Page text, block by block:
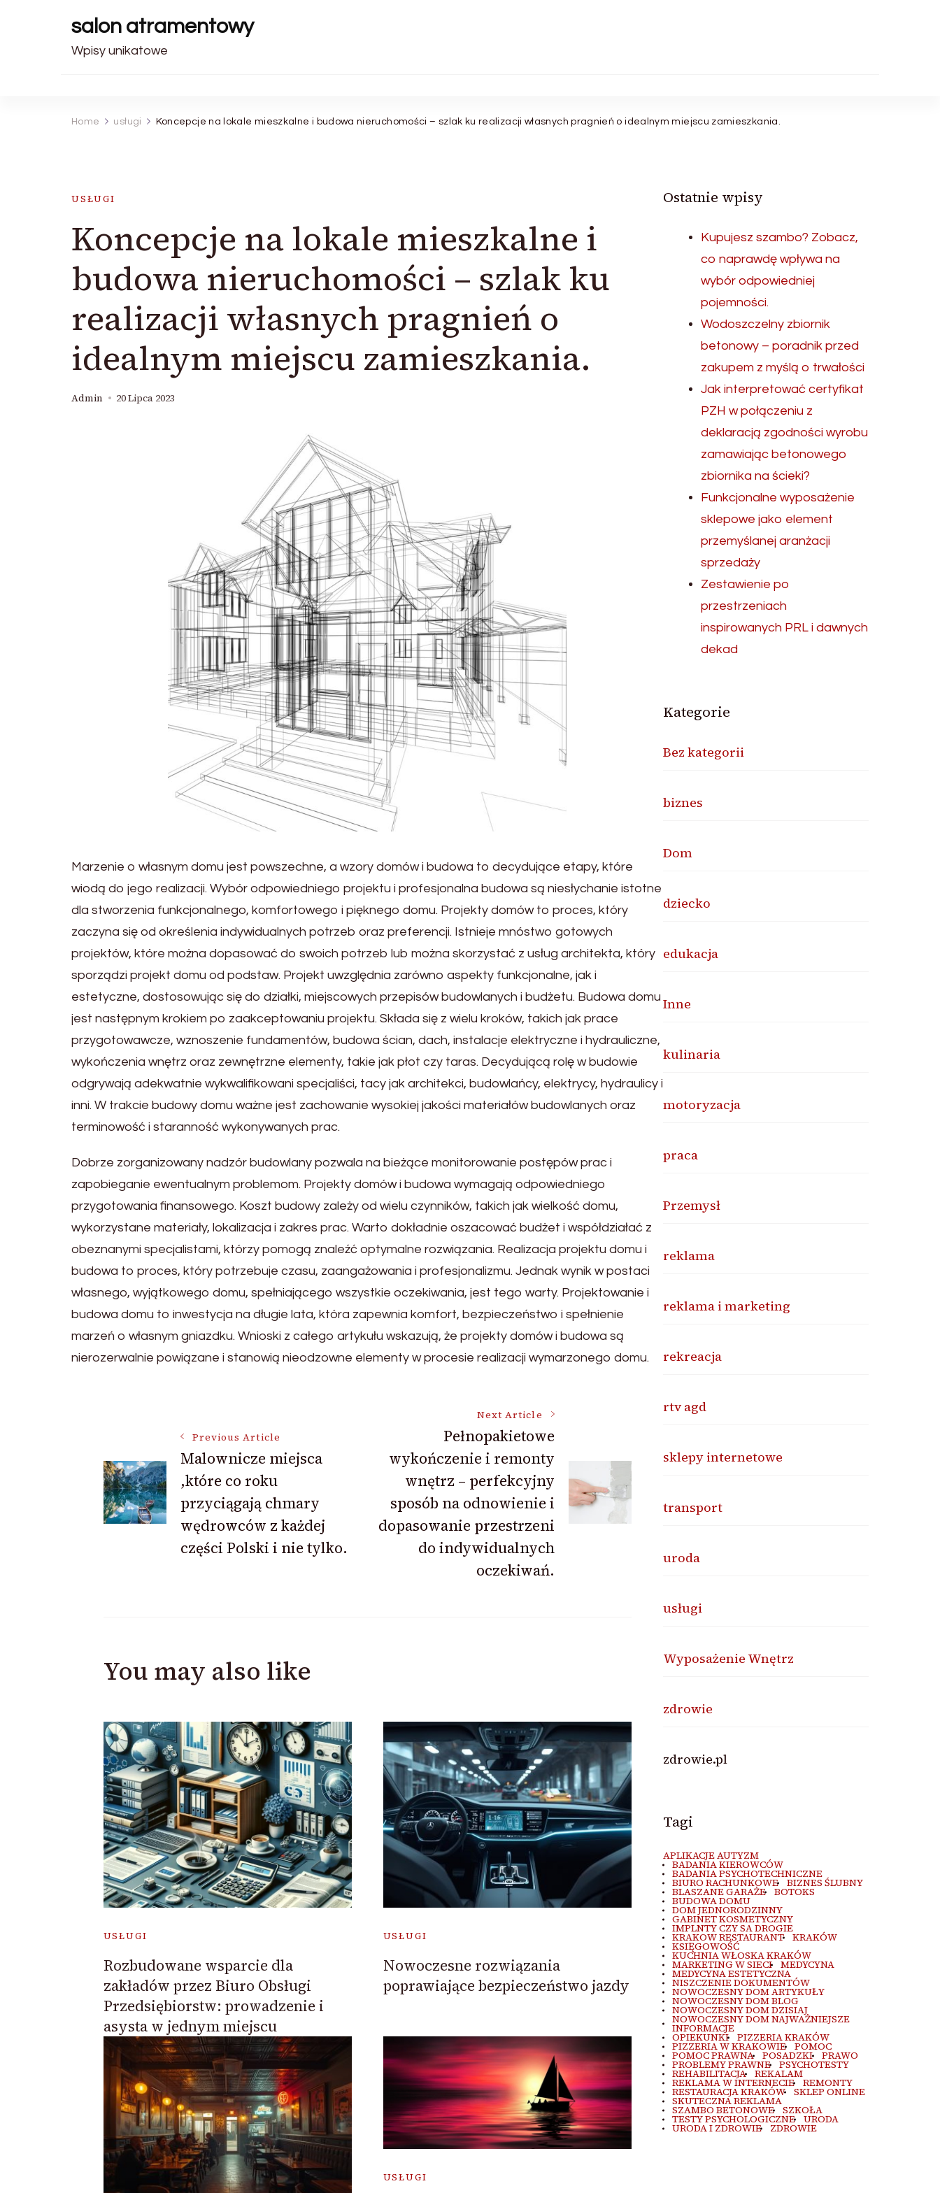
salon atramentowy
Wpisy unikatowe
Home usługi Koncepcje na lokale mieszkalne i budowa nieruchomości – szlak ku realizacji własnych pragnień o idealnym miejscu zamieszkania.
USŁUGI
Koncepcje na lokale mieszkalne i
budowa nieruchomości – szlak ku
realizacji własnych pragnień o
idealnym miejscu zamieszkania.
Admin 20 Lipca 2023
Marzenie o własnym domu jest powszechne, a wzory domów i budowa to decydujące etapy, które
wiodą do jego realizacji. Wybór odpowiedniego projektu i profesjonalna budowa są niesłychanie istotne
dla stworzenia funkcjonalnego, komfortowego i pięknego domu. Projekty domów to proces, który
zaczyna się od określenia indywidualnych potrzeb oraz preferencji. Istnieje mnóstwo gotowych
projektów, które można dopasować do swoich potrzeb lub można skorzystać z usług architekta, który
sporządzi projekt domu od podstaw. Projekt uwzględnia zarówno aspekty funkcjonalne, jak i
estetyczne, dostosowując się do działki, miejscowych przepisów budowlanych i budżetu. Budowa domu
jest następnym krokiem po zaakceptowaniu projektu. Składa się z wielu kroków, takich jak prace
przygotowawcze, wznoszenie fundamentów, budowa ścian, dach, instalacje elektryczne i hydrauliczne,
wykończenia wnętrz oraz zewnętrzne elementy, takie jak płot czy taras. Decydującą rolę w budowie
odgrywają adekwatnie wykwalifikowani specjaliści, tacy jak architekci, budowlańcy, elektrycy, hydraulicy i
inni. W trakcie budowy domu ważne jest zachowanie wysokiej jakości materiałów budowlanych oraz
terminowość i staranność wykonywanych prac.
Dobrze zorganizowany nadzór budowlany pozwala na bieżące monitorowanie postępów prac i
zapobieganie ewentualnym problemom. Projekty domów i budowa wymagają odpowiedniego
przygotowania finansowego. Koszt budowy zależy od wielu czynników, takich jak wielkość domu,
wykorzystane materiały, lokalizacja i zakres prac. Warto dokładnie oszacować budżet i współdziałać z
obeznanymi specjalistami, którzy pomogą znaleźć optymalne rozwiązania. Realizacja projektu domu i
budowa to proces, który potrzebuje czasu, zaangażowania i profesjonalizmu. Jednak wynik w postaci
własnego, wyjątkowego domu, spełniającego wszystkie oczekiwania, jest tego warty. Projektowanie i
budowa domu to inwestycja na długie lata, która zapewnia komfort, bezpieczeństwo i spełnienie
marzeń o własnym gniazdku. Wnioski z całego artykułu wskazują, że projekty domów i budowa są
nierozerwalnie powiązane i stanowią nieodzowne elementy w procesie realizacji wymarzonego domu.
Navigation
Previous Article
Malownicze miejsca
,które co roku
przyciągają chmary
wędrowców z każdej
części Polski i nie tylko.
Next Article
Pełnopakietowe
wykończenie i remonty
wnętrz – perfekcyjny
sposób na odnowienie i
dopasowanie przestrzeni
do indywidualnych
oczekiwań.
You may also like
USŁUGI
Rozbudowane wsparcie dla
zakładów przez Biuro Obsługi
Przedsiębiorstw: prowadzenie i
asysta w jednym miejscu
USŁUGI
Nowoczesne rozwiązania
poprawiające bezpieczeństwo jazdy
USŁUGI
Ostatnie wpisy
Kupujesz szambo? Zobacz,
co naprawdę wpływa na
wybór odpowiedniej
pojemności.
Wodoszczelny zbiornik
betonowy – poradnik przed
zakupem z myślą o trwałości
Jak interpretować certyfikat
PZH w połączeniu z
deklaracją zgodności wyrobu
zamawiając betonowego
zbiornika na ścieki?
Funkcjonalne wyposażenie
sklepowe jako element
przemyślanej aranżacji
sprzedaży
Zestawienie po
przestrzeniach
inspirowanych PRL i dawnych
dekad
Kategorie
Bez kategorii
biznes
Dom
dziecko
edukacja
Inne
kulinaria
motoryzacja
praca
Przemysł
reklama
reklama i marketing
rekreacja
rtv agd
sklepy internetowe
transport
uroda
usługi
Wyposażenie Wnętrz
zdrowie
zdrowie.pl
Tagi
APLIKACJE AUTYZM
BADANIA KIEROWCÓW
BADANIA PSYCHOTECHNICZNE
BIURO RACHUNKOWE BIZNES ŚLUBNY
BLASZANE GARAŻE BOTOKS
BUDOWA DOMU
DOM JEDNORODZINNY
GABINET KOSMETYCZNY
IMPLNTY CZY SA DROGIE
KRAKOW RESTAURANT KRAKÓW
KSIĘGOWOŚĆ
KUCHNIA WŁOSKA KRAKÓW
MARKETING W SIECI MEDYCYNA
MEDYCYNA ESTETYCZNA
NISZCZENIE DOKUMENTÓW
NOWOCZESNY DOM ARTYKUŁY
NOWOCZESNY DOM BLOG
NOWOCZESNY DOM DZISIAJ
NOWOCZESNY DOM NAJWAŻNIEJSZE
INFORMACJE
OPIEKUNKI PIZZERIA KRAKÓW
PIZZERIA W KRAKOWIE POMOC
POMOC PRAWNA POSADZKI PRAWO
PROBLEMY PRAWNE PSYCHOTESTY
REHABILITACJA REKALAM
REKLAMA W INTERNECIE REMONTY
RESTAURACJA KRAKÓW SKLEP ONLINE
SKUTECZNA REKLAMA
SZAMBO BETONOWE SZKOŁA
TESTY PSYCHOLOGICZNE URODA
URODA I ZDROWIE ZDROWIE